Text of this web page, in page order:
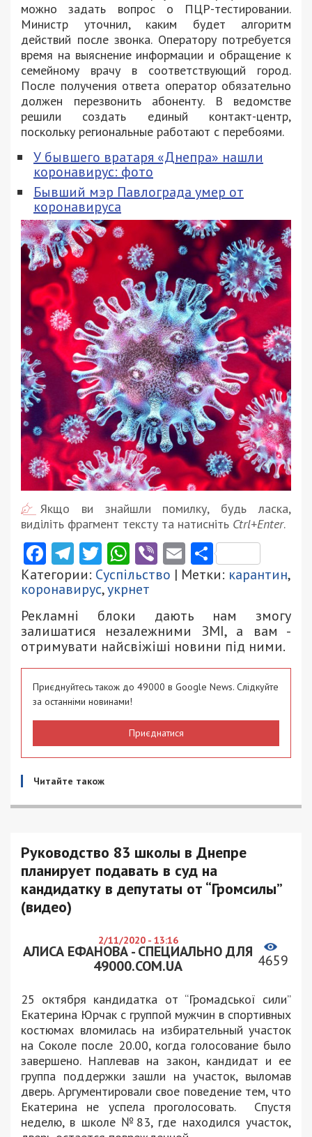
можно задать вопрос о ПЦР-тестировании.
Министр уточнил, каким будет алгоритм
действий после звонка. Оператору потребуется
время на выяснение информации и обращение к
семейному врачу в соответствующий город.
После получения ответа оператор обязательно
должен перезвонить абоненту. В ведомстве
решили создать единый контакт-центр,
поскольку региональные работают с перебоями.
У бывшего вратаря «Днепра» нашли
коронавирус: фото
Бывший мэр Павлограда умер от
коронавируса
Якщо ви знайшли помилку, будь ласка,
виділіть фрагмент тексту та натисніть Ctrl+Enter.
Facebook
Telegram
Twitter
WhatsApp
ViberEmail
Категории: Суспільство | Метки: карантин,
коронавирус,укрнет
Рекламні блоки дають нам змогу
залишатися незалежними ЗМІ, а вам -
отримувати найсвіжіші новини під ними.
Приєднуйтесь також до 49000 в Google News. Слідкуйте
за останніми новинами!
Приєднатися
Читайте також
Руководство 83 школы в Днепре
планирует подавать в суд на
кандидатку в депутаты от “Громсилы”
(видео)
2/11/2020 - 13:16
АЛИСА ЕФАНОВА - СПЕЦИАЛЬНО ДЛЯ
49000.COM.UA
4659
25 октября кандидатка от “Громадської сили”
Екатерина Юрчак с группой мужчин в спортивных
костюмах вломилась на избирательный участок
на Соколе после 20.00, когда голосование было
завершено. Наплевав на закон, кандидат и ее
группа поддержки зашли на участок, выломав
дверь. Аргументировали свое поведение тем, что
Екатерина не успела проголосовать. Спустя
неделю, в школе №83, где находился участок,